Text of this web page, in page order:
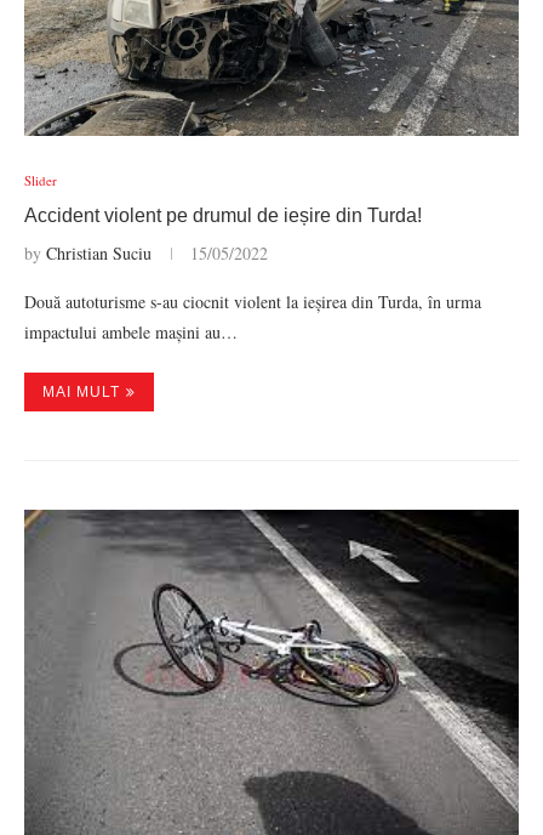
Slider
Accident violent pe drumul de ieșire din Turda!
by Christian Suciu 15/05/2022
Două autoturisme s-au ciocnit violent la ieșirea din Turda, în urma
impactului ambele mașini au…
MAI MULT